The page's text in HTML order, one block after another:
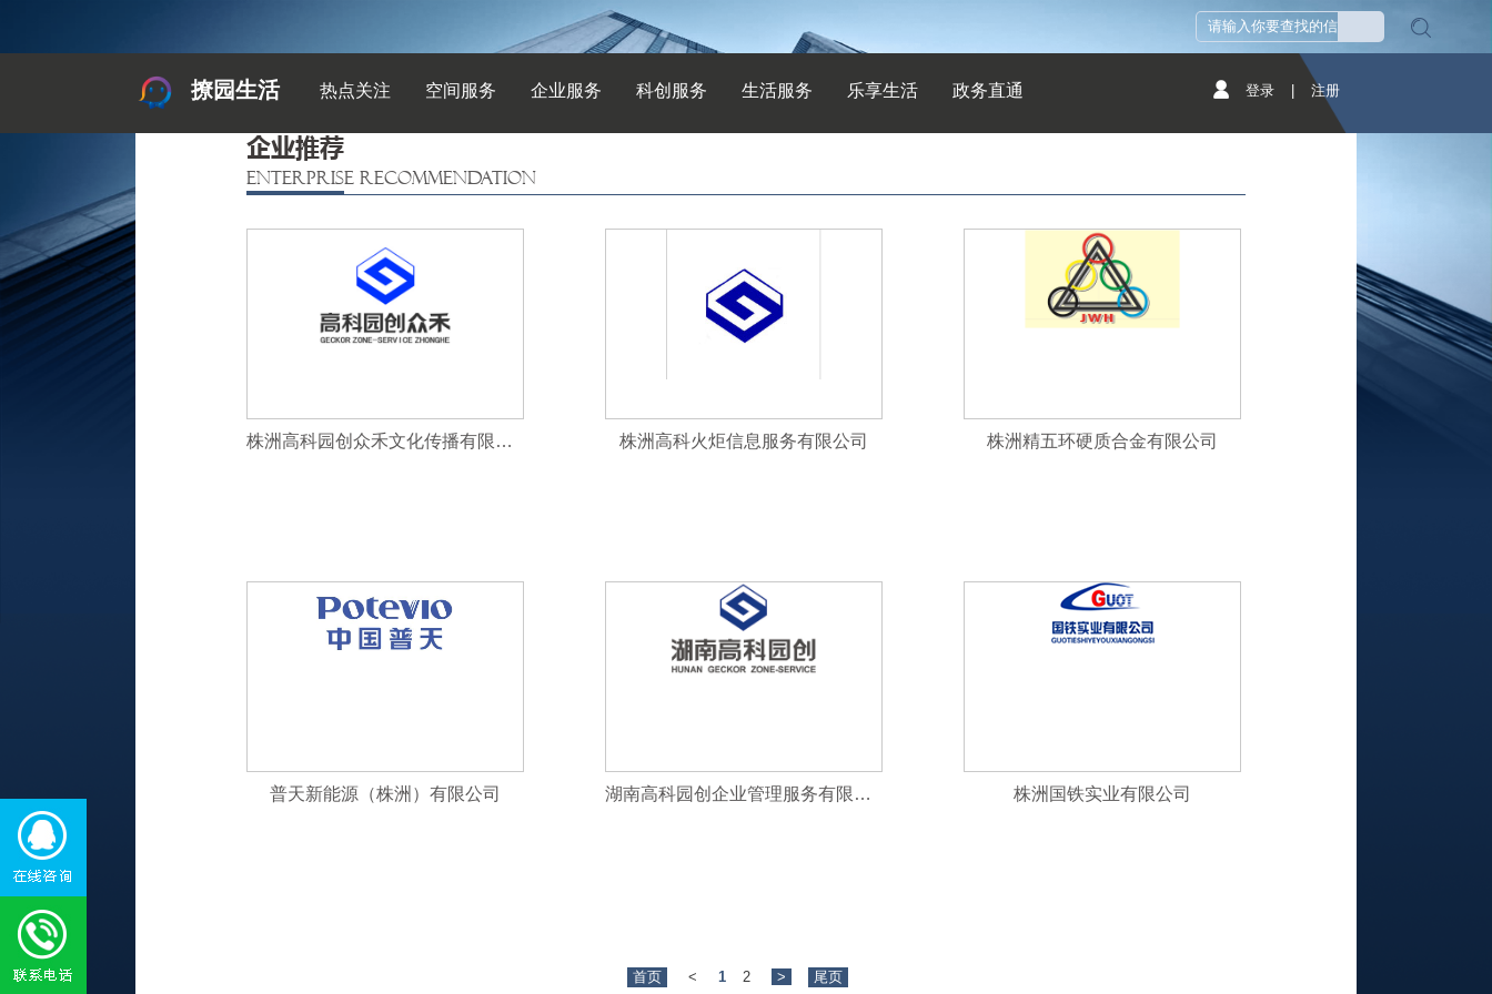
撩园生活 热点关注 空间服务 企业服务 科创服务 生活服务 乐享生活 政务直通 登录 注册
企业推荐
ENTERPRISE RECOMMENDATION
株洲高科园创众禾文化传播有限公司 株洲高科火炬信息服务有限公司 株洲精五环硬质合金有限公司
普天新能源（株洲）有限公司 湖南高科园创企业管理服务有限公司 株洲国铁实业有限公司
首页 < 1 2 > 尾页